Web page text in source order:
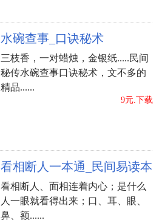
水碗查事_口诀秘术
三枝香，一对蜡烛，金银纸.....民间
秘传水碗查事口诀秘术，文不多的
精品......
9元.下载
看相断人一本通_民间易读本
看相断人、面相连着内心；是什么
人一眼就看得出来；口、耳、眼、
鼻、额......